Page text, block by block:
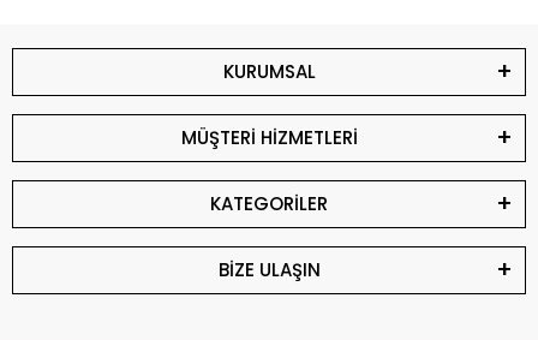
KURUMSAL
MÜŞTERİ HİZMETLERİ
KATEGORİLER
BİZE ULAŞIN